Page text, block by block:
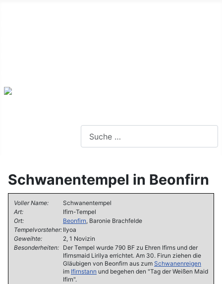
Schwanentempel in Beonfirn
Voller Name:
Schwanentempel
Art:
Ifirn-Tempel
Ort:
Beonfirn, Baronie Brachfelde
Tempelvorsteher: Ilyoa
Geweihte:
2, 1 Novizin
Besonderheiten: Der Tempel wurde 790 BF zu Ehren Ifirns und der
Ifirnsmaid Lirilya errichtet. Am 30. Firun ziehen die
Gläubigen von Beonfirn aus zum Schwanenreigen
im Ifirnstann und begehen den "Tag der Weißen Maid
Ifirn".